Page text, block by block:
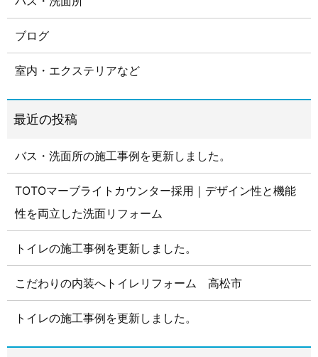
ブログ
室内・エクステリアなど
バス・洗面所の施工事例を更新しました。
TOTOマーブライトカウンター採用｜デザイン性と機能
性を両立した洗面リフォーム
トイレの施工事例を更新しました。
こだわりの内装へトイレリフォーム 高松市
トイレの施工事例を更新しました。